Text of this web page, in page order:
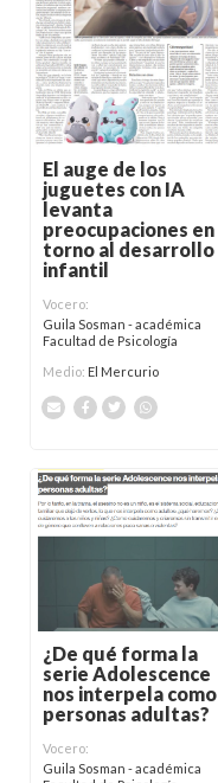
El auge de los
juguetes con IA
levanta
preocupaciones en
torno al desarrollo
infantil
Vocero:
Guila Sosman - académica
Facultad de Psicología
Medio: El Mercurio
¿De qué forma la
serie Adolescence
nos interpela como
personas adultas?
Vocero:
Guila Sosman - académica